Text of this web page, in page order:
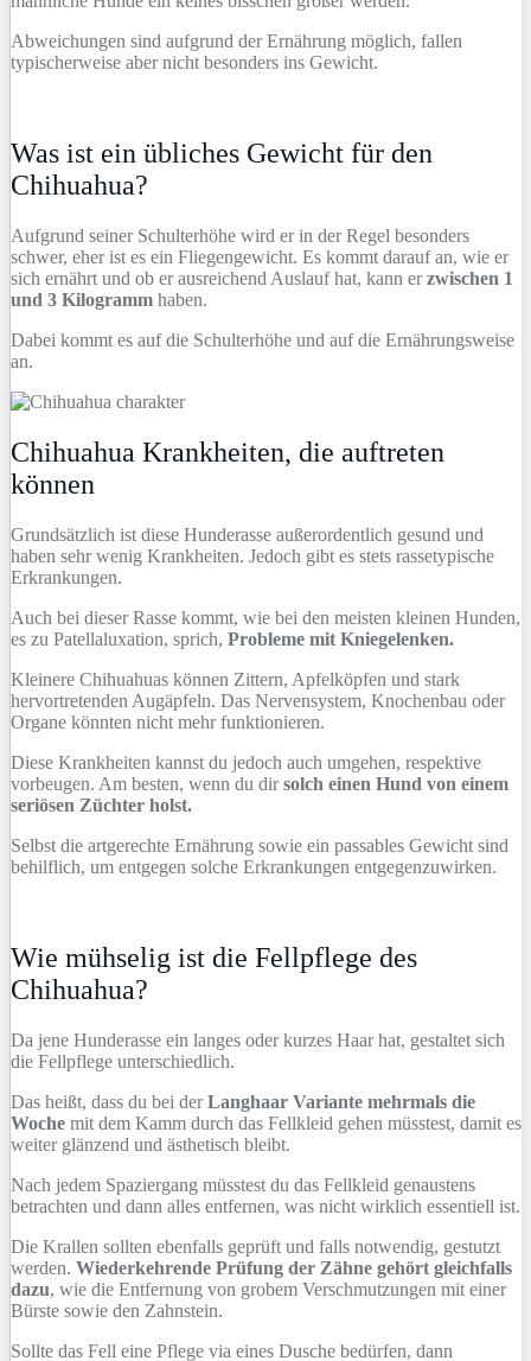
Abweichungen sind aufgrund der Ernährung möglich, fallen
typischerweise aber nicht besonders ins Gewicht.
Was ist ein übliches Gewicht für den
Chihuahua?
Aufgrund seiner Schulterhöhe wird er in der Regel besonders
schwer, eher ist es ein Fliegengewicht. Es kommt darauf an, wie er
sich ernährt und ob er ausreichend Auslauf hat, kann erzwischen 1
und 3 Kilogramm haben.
Dabei kommt es auf die Schulterhöhe und auf die Ernährungsweise
an.
Chihuahua Krankheiten, die auftreten
können
Grundsätzlich ist diese Hunderasse außerordentlich gesund und
haben sehr wenig Krankheiten. Jedoch gibt es stets rassetypische
Erkrankungen.
Auch bei dieser Rasse kommt, wie bei den meisten kleinen Hunden,
es zu Patellaluxation, sprich, Probleme mit Kniegelenken.
Kleinere Chihuahuas können Zittern, Apfelköpfen und stark
hervortretenden Augäpfeln. Das Nervensystem, Knochenbau oder
Organe könnten nicht mehr funktionieren.
Diese Krankheiten kannst du jedoch auch umgehen, respektive
vorbeugen. Am besten, wenn du dirsolch einen Hund von einem
seriösen Züchter holst.
Selbst die artgerechte Ernährung sowie ein passables Gewicht sind
behilflich, um entgegen solche Erkrankungen entgegenzuwirken.
Wie mühselig ist die Fellpflege des
Chihuahua?
Da jene Hunderasse ein langes oder kurzes Haar hat, gestaltet sich
die Fellpflege unterschiedlich.
Das heißt, dass du bei derLanghaar Variante mehrmals die
Woche mit dem Kamm durch das Fellkleid gehen müsstest, damit es
weiter glänzend und ästhetisch bleibt.
Nach jedem Spaziergang müsstest du das Fellkleid genaustens
betrachten und dann alles entfernen, was nicht wirklich essentiell ist.
Die Krallen sollten ebenfalls geprüft und falls notwendig, gestutzt
werden. Wiederkehrende Prüfung der Zähne gehört gleichfalls
dazu, wie die Entfernung von grobem Verschmutzungen mit einer
Bürste sowie den Zahnstein.
Sollte das Fell eine Pflege via eines Dusche bedürfen, dann